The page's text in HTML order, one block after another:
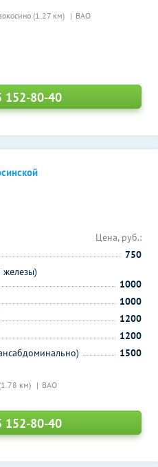
(1.27 км) ВАО
152-80-40
км) ВАО
Цена, руб.:
750
железы)
1000
1000
1200
1200
1500
152-80-40